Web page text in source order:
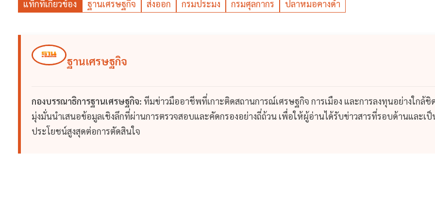
แท็กที่เกี่ยวข้อง ฐานเศรษฐกิจ ส่งออก กรมประมง กรมศุลกากร ปลาหมอคางดำ
ฐานเศรษฐกิจ
กองบรรณาธิการฐานเศรษฐกิจ: ทีมข่าวมืออาชีพที่เกาะติดสถานการณ์เศรษฐกิจ การเมือง และการลงทุนอย่างใกล้ชิ
มุ่งมั่นนำเสนอข้อมูลเชิงลึกที่ผ่านการตรวจสอบและคัดกรองอย่างถี่ถ้วน เพื่อให้ผู้อ่านได้รับข่าวสารที่รอบด้านและเป็
ประโยชน์สูงสุดต่อการตัดสินใจ